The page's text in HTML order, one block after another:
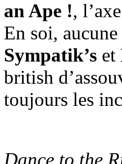
an Ape !,
En soi,
Sympatik’s et
british
toujours les
Dance to the